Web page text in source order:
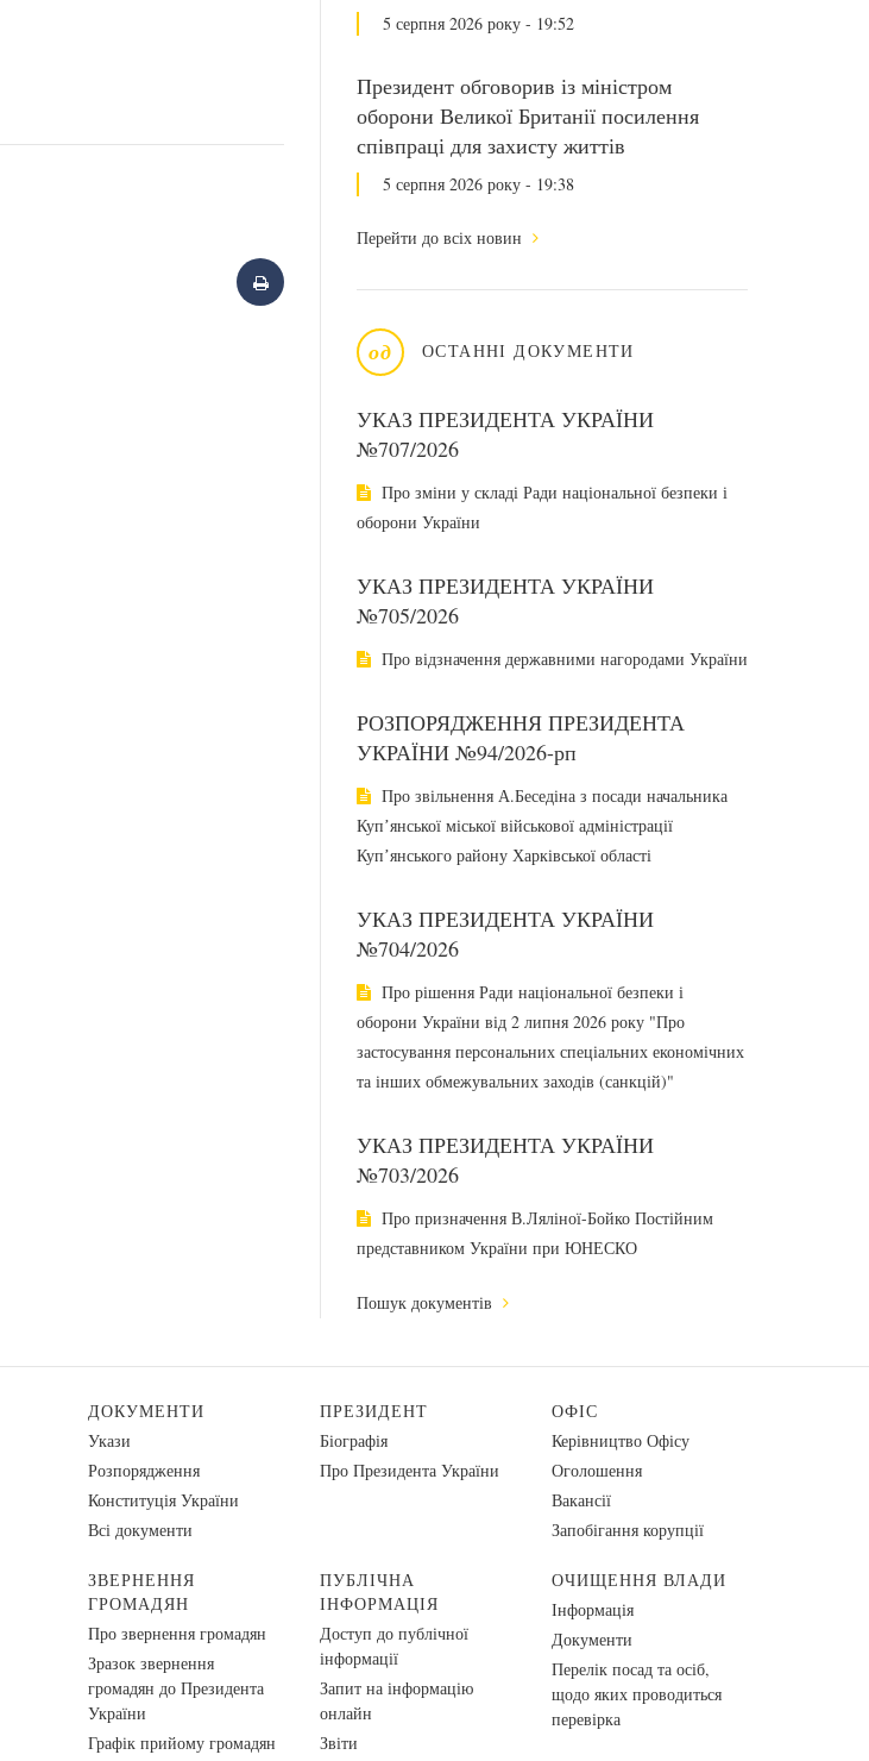
5 серпня 2026 року - 19:52
Президент обговорив із міністром
оборони Великої Британії посилення
співпраці для захисту життів
5 серпня 2026 року - 19:38
Перейти до всіх новин
од ОСТАННІ ДОКУМЕНТИ
УКАЗ ПРЕЗИДЕНТА УКРАЇНИ
№707/2026
Про зміни у складі Ради національної безпеки і
оборони України
УКАЗ ПРЕЗИДЕНТА УКРАЇНИ
№705/2026
Про відзначення державними нагородами України
РОЗПОРЯДЖЕННЯ ПРЕЗИДЕНТА
УКРАЇНИ №94/2026-рп
Про звільнення А.Беседіна з посади начальника
Купʼянської міської військової адміністрації
Купʼянського району Харківської області
УКАЗ ПРЕЗИДЕНТА УКРАЇНИ
№704/2026
Про рішення Ради національної безпеки і
оборони України від 2 липня 2026 року "Про
застосування персональних спеціальних економічних
та інших обмежувальних заходів (санкцій)"
УКАЗ ПРЕЗИДЕНТА УКРАЇНИ
№703/2026
Про призначення В.Ляліної-Бойко Постійним
представником України при ЮНЕСКО
Пошук документів
ДОКУМЕНТИ
Укази
Розпорядження
Конституція України
Всі документи
ПРЕЗИДЕНТ
Біографія
Про Президента України
ОФІС
Керівництво Офісу
Оголошення
Вакансії
Запобігання корупції
ЗВЕРНЕННЯ
ГРОМАДЯН
Про звернення громадян
Зразок звернення
громадян до Президента
України
Графік прийому громадян
ПУБЛІЧНА
ІНФОРМАЦІЯ
Доступ до публічної
інформації
Запит на інформацію
онлайн
Звіти
ОЧИЩЕННЯ ВЛАДИ
Інформація
Документи
Перелік посад та осіб,
щодо яких проводиться
перевірка